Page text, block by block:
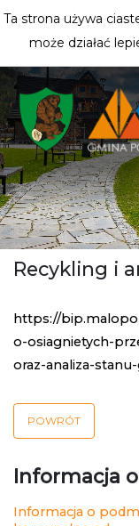
Informacja
Informacja o
Recykling i
https://
o-osiagnietych-
oraz-analiza-
POWRÓT
Ta strona używa
może działać